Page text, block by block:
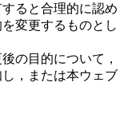
ると合理的に認め
変更するものとし
の目的について，
，または本ウェブ